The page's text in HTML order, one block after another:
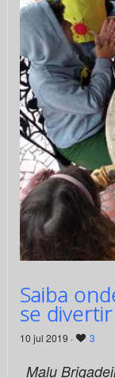
Saiba
se
10 jul 2019 · 3
Malu